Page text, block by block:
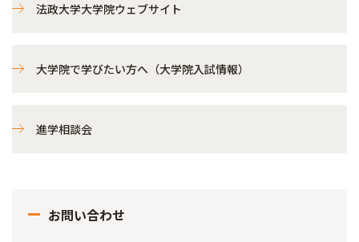
法政大学大学院ウェブサイト
大学院で学びたい方へ（大学院入試情報）
進学相談会
お問い合わせ